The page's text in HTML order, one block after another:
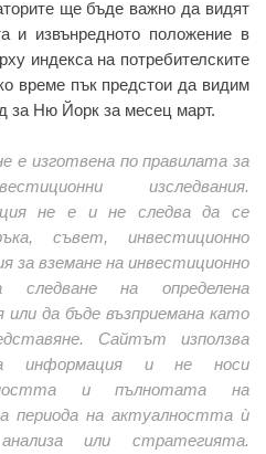
ще бъде важно да видят
и извънредното положение в
индекса на потребителските
време пък предстои да видим
за Ню Йорк за месец март.
е изготвена по правилата за
изследвания.
не е и не следва да се
съвет, инвестиционно
за вземане на инвестиционно
следване на определена
да бъде възприемана като
Сайтът използва
информация и не носи
и пълнотата на
периода на актуалността ѝ
или стратегията.